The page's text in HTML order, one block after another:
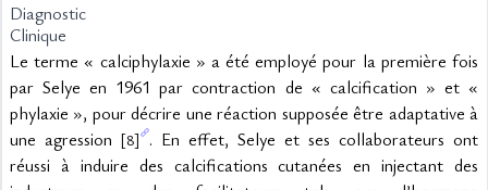
Diagnostic
Clinique
Le terme « calciphylaxie » a été employé pour la première fois
par Selye en 1961 par contraction de « calcification » et «
phylaxie », pour décrire une réaction supposée être adaptative à
une agression [8] . En effet, Selye et ses collaborateurs ont
réussi à induire des calcifications cutanées en injectant des